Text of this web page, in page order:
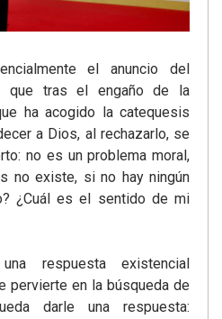
el anuncio del
que tras el engaño de la
ha acogido la catequesis
a Dios, al rechazarlo, se
no es un problema moral,
no existe, si no hay ningún
¿Cuál es el sentido de mi
respuesta existencial
pervierte en la búsqueda de
darle una respuesta: